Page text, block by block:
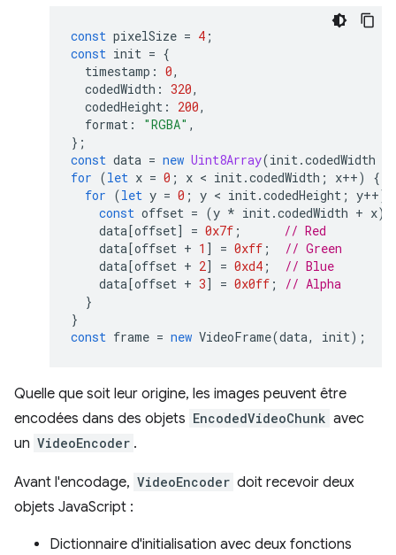
const pixelSize = 4 ;
const init = {
timestamp : 0,
codedWidth : 320,
codedHeight : 200,
format : "RGBA" ,
};
const data = new Uint8Array(init .codedWidth
for (let x = 0 ; x < init .codedWidth ; x++)
{
for (let y = 0 ; y < init .codedHeight ; y++)
const offset = (y * init .codedWidth + x)
data[offset] = 0x7f ;
// Red
data[offset + 1 ] = 0xff ;
// Green
data[offset + 2] = 0xd4 ;
// Blue
data[offset + 3] = 0x0ff ;
// Alpha
}
}
const frame = new VideoFrame(data, init);
Quelle que soit leur origine, les images peuvent être
encodées dans des objets EncodedVideoChunk avec
un VideoEncoder .
Avant l'encodage, VideoEncoder doit recevoir deux
objets JavaScript :
Dictionnaire d'initialisation avec deux fonctions